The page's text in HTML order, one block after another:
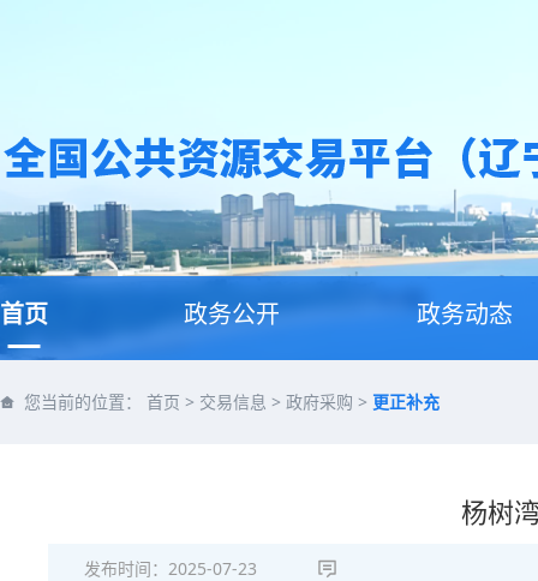
首页 政务公开 政务动态
您当前的位置： 首页 > 交易信息 > 政府采购 > 更正补充
杨树
发布时间： 2025-07-23